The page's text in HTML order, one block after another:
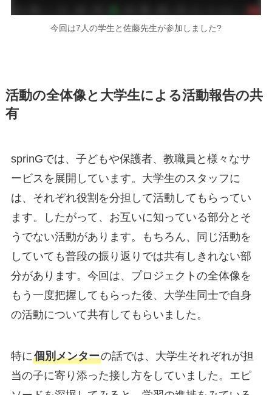
今回は7人の学生と佐藤先生が参加しました?
活動の全体像と大学生による活動報告の共
有
sprinGでは、子どもや保護者、教職員と様々なサ
ービスを展開しています。大学生のスタッフに
は、それぞれ役割を分担して活動してもらってい
ます。したがって、お互いに知っている部分とそ
うでない活動があります。もちろん、同じ活動を
していても普段の振り返りでは共有しきれない部
分があります。今回は、プロジェクトの全体像を
もう一度把握してもらった後、大学生同士で自身
の活動について共有してもらいました。
特に個別メンターの話では、大学生それぞれが担
当の子に寄り添った接し方をしていました。エピ